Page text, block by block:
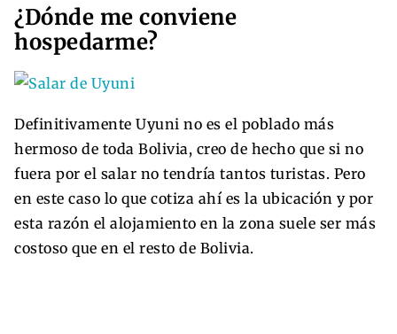
¿Dónde me conviene
hospedarme?
Definitivamente Uyuni no es el poblado más
hermoso de toda Bolivia, creo de hecho que si no
fuera por el salar no tendría tantos turistas. Pero
en este caso lo que cotiza ahí es la ubicación y por
esta razón el alojamiento en la zona suele ser más
costoso que en el resto de Bolivia.